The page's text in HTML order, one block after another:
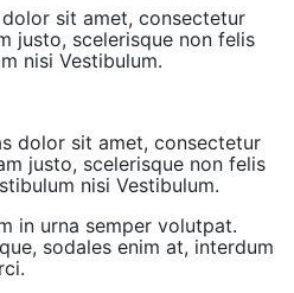
sit amet, consectetur
justo, scelerisque non felis
nisi Vestibulum.
dolor sit amet, consectetur
justo, scelerisque non felis
nisi Vestibulum.
in urna semper volutpat.
sodales enim at, interdum